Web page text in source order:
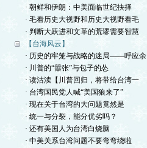
· 朝鲜和伊朗：中美面临世纪抉择
· 毛看历史大视野和历史大视野看毛
· 判断大跃进和文革的荒谬需要智慧
【台海风云】
· 历史的牢笼与战略的迷局——呼应余
· 川普的“嚣张”与包子的怂
· 读沽渎【川普回归，将带给台湾一
· 台湾国民党人喊“美国狼来了”
· 现在关于台湾的大问题竟然是
· 统一与分裂，能分优劣吗？
· 还有美国人为台湾白烧脑
· 中美关系台湾问题不要弯弯绕啦